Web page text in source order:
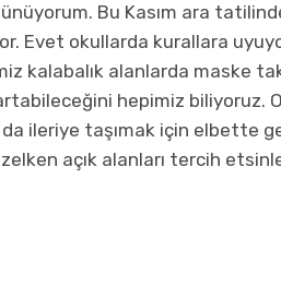
Bu Kasım ara
Evet okullarda kurallara
kalabalık alanlarda maske
hepimiz biliyoruz. O
ileriye taşımak için elbette
açık alanları tercih